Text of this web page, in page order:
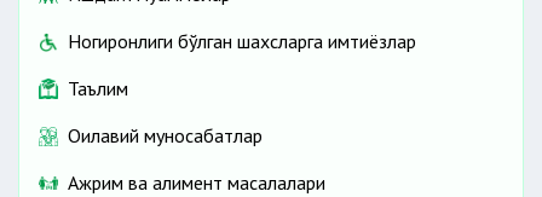
Ногиронлиги бўлган шахсларга имтиёзлар
Таълим
Оилавий муносабатлар
Ажрим ва алимент масалалари